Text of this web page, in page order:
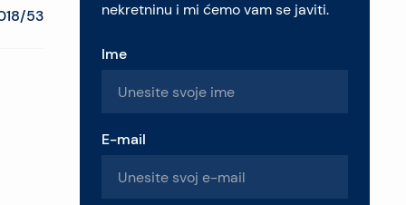
53
nekretninu i mi ćemo vam se javiti.
Ime
E-mail